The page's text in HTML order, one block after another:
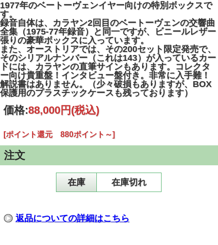
1977年のベートーヴェンイヤー向けの特別ボックスで
す。
録音自体は、カラヤン2回目のベートーヴェンの交響曲
全集（1975-77年録音）と同一ですが、ビニールレザー
張りの豪華ボックスに入っています。
また、オーストリアでは、その200セット限定発売で、
そのシリアルナンバー（これは143）が入っているカー
ドには、カラヤンの直筆サインもあります。コレクタ
ー向け貴重盤！インタビュー盤付き。非常に入手難！
解説書はありません。（少々破損もありますが、BOX
保護用のプラスチックケースも残っております）
価格:88,000円 (税込)
[ポイント還元 880ポイント～]
注文
在庫 在庫切れ
返品についての詳細はこちら